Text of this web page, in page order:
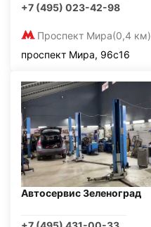
+7 (495) 023-42-98
Проспект Мира(0,4 км)
проспект Мира, 96с16
Автосервис Зеленоград